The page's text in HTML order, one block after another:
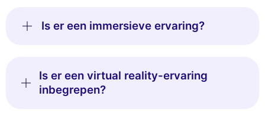
Is er een immersieve ervaring?
Is er een virtual reality-ervaring
inbegrepen?